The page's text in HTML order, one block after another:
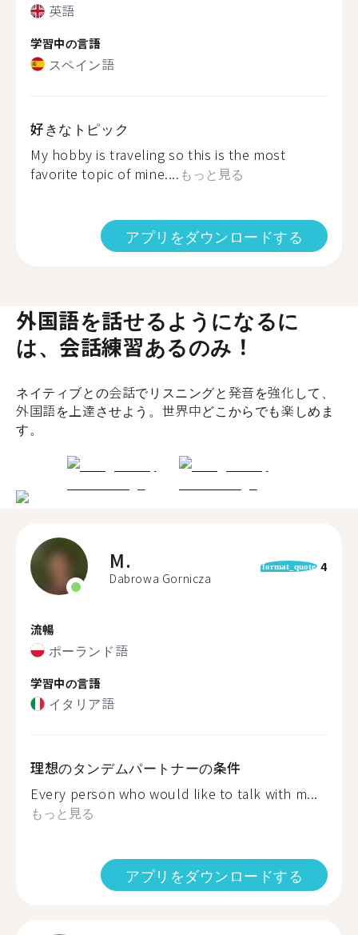
英語
学習中の言語
スペイン語
好きなトピック
My hobby is traveling so this is the most
favorite topic of mine.... もっと見る
アプリをダウンロードする
外国語を話せるようになるに
は、会話練習あるのみ！
ネイティブとの会話でリスニングと発音を強化して、
外国語を上達させよう。世界中どこからでも楽しめま
す。
M.
Dabrowa Gornicza
format_quote 4
流暢
ポーランド語
学習中の言語
イタリア語
理想のタンデムパートナーの条件
Every person who would like to talk with m...
もっと見る
アプリをダウンロードする